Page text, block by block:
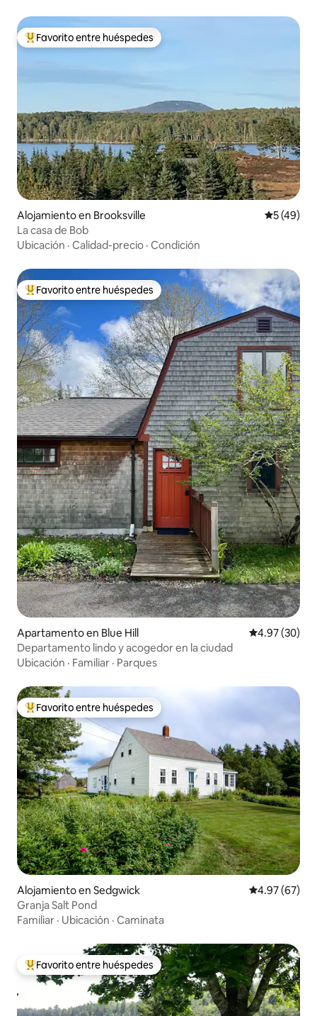
Favorito entre huéspedes preferido
Favorito entre huéspedes
Alojamiento en Brooksville
5 (49)
La casa de Bob
Ubicación · Calidad-precio · Condición
Favorito entre huéspedes preferido
Favorito entre huéspedes
Apartamento en Blue Hill Calificación
4.97 (30)
Departamento lindo y acogedor en la ciudad
Ubicación · Familiar · Parques
Favorito entre huéspedes preferido
Favorito entre huéspedes
Alojamiento en Sedgwick Calificación
4.97 (67)
Granja Salt Pond
Familiar · Ubicación · Caminata
Favorito entre huéspedes preferido
Favorito entre huéspedes